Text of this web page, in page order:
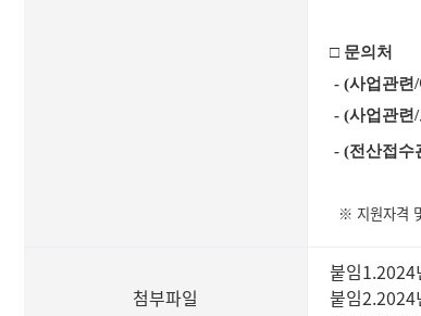
□ 문의처
- (사업관련
- (사업관련
- (전산접수
※ 지원자격
첨부파일
붙임1.2024
붙임2.2024